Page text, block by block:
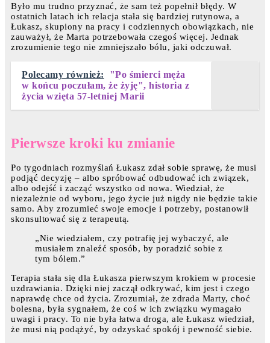
Było mu trudno przyznać, że sam też popełnił błędy. W
ostatnich latach ich relacja stała się bardziej rutynowa, a
Łukasz, skupiony na pracy i codziennych obowiązkach, nie
zauważył, że Marta potrzebowała czegoś więcej. Jednak
zrozumienie tego nie zmniejszało bólu, jaki odczuwał.
Polecamy również:
"Po śmierci męża
w końcu poczułam, że żyję", historia z
życia wzięta 57-letniej Marii
Pierwsze kroki ku zmianie
Po tygodniach rozmyślań Łukasz zdał sobie sprawę, że musi
podjąć decyzję – albo spróbować odbudować ich związek,
albo odejść i zacząć wszystko od nowa. Wiedział, że
niezależnie od wyboru, jego życie już nigdy nie będzie takie
samo. Aby zrozumieć swoje emocje i potrzeby, postanowił
skonsultować się z terapeutą.
„Nie wiedziałem, czy potrafię jej wybaczyć, ale
musiałem znaleźć sposób, by poradzić sobie z
tym bólem.”
Terapia stała się dla Łukasza pierwszym krokiem w procesie
uzdrawiania. Dzięki niej zaczął odkrywać, kim jest i czego
naprawdę chce od życia. Zrozumiał, że zdrada Marty, choć
bolesna, była sygnałem, że coś w ich związku wymagało
uwagi i pracy. To nie była łatwa droga, ale Łukasz wiedział,
że musi nią podążyć, by odzyskać spokój i pewność siebie.